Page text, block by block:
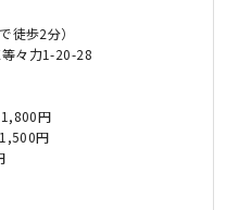
徒歩2分）
々力1-20-28
円
円